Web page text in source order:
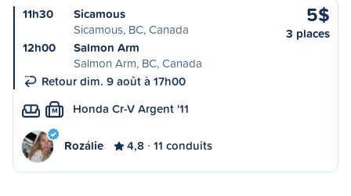
11h30
Sicamous
Sicamous, BC, Canada
12h00
Salmon Arm
Salmon Arm, BC, Canada
Retour dim. 9 août à 17h00
5$
3 places
M Honda Cr-V Argent '11
Rozálie 4,8 11 conduits